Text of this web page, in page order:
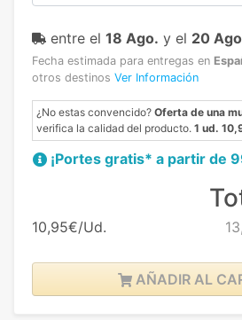
entre el 18 Ago. y el 20
Fecha estimada para entregas en
otros destinos Ver Información
¿No estas convencido? Oferta de una
verifica la calidad del producto. 1 ud.
¡Portes gratis* a partir de
10,95€/Ud.
AÑADIR AL